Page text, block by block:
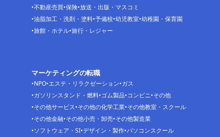
不動産売買 保険 放送・出版・マスコミ
油脂加工・洗剤・塗料 予備校 幼児教室 幼稚園・保育園
旅館・ホテル 旅行・レジャー
マーケティングの転職
NPO エステ・リラクゼーション ガス
ガソリンスタンド・燃料 ゴム製品 コンビニ その他
その他サービス その他の化学工業 その他教室・スクール
その他金融 その他小売・卸売 その他製造業
ソフトウェア・SI デザイン・製作 パソコンスクール